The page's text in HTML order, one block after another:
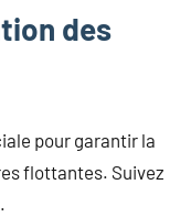
des
pour garantir la
flottantes. Suivez